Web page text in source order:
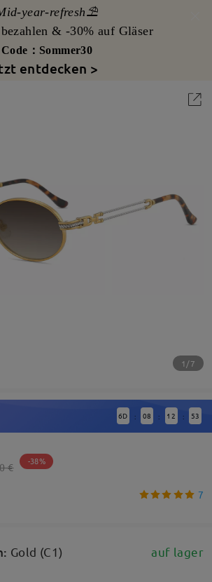
year-refresh⛱️
& -30% auf Gläser
Code：Sommer30
entdecken >
1/7
6D : 08 : 12 : 53
€ -38%
7
: Gold (C1) auf lager